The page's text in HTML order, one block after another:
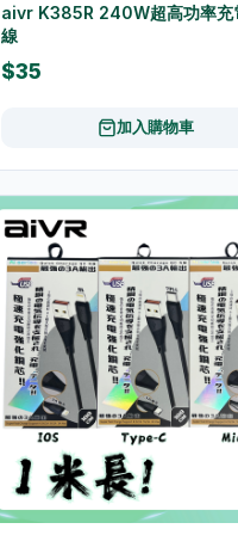
aivr K385R 240W超高功率充
線
$35
加入購物車